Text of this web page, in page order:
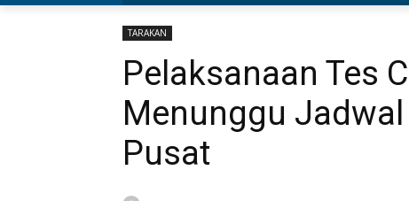
TARAKAN
Pelaksanaan Tes
Menunggu
Pusat